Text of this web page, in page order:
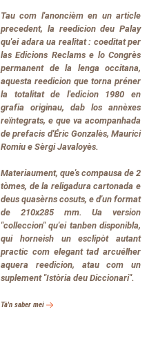
Tau com l'anoncièm en un article
precedent, la reedicion deu Palay
qu'ei adara ua realitat : coeditat per
las Edicions Reclams e lo Congrès
permanent de la lenga occitana,
aquesta reedicion que torna préner
la totalitat de l'edicion 1980 en
grafia originau, dab los annèxes
reïntegrats, e que va acompanhada
de prefacis d'Éric Gonzalès, Maurici
Romiu e Sèrgi Javaloyès.
Materiaument, que's compausa de 2
tòmes, de la religadura cartonada e
deus quasèrns cosuts, e d'un format
de 210x285 mm. Ua version
"colleccion" qu'ei tanben disponibla,
qui horneish un esclipòt autant
practic com elegant tad arcuélher
aquera reedicion, atau com un
suplement "Istòria deu Diccionari".
Tà'n saber mei